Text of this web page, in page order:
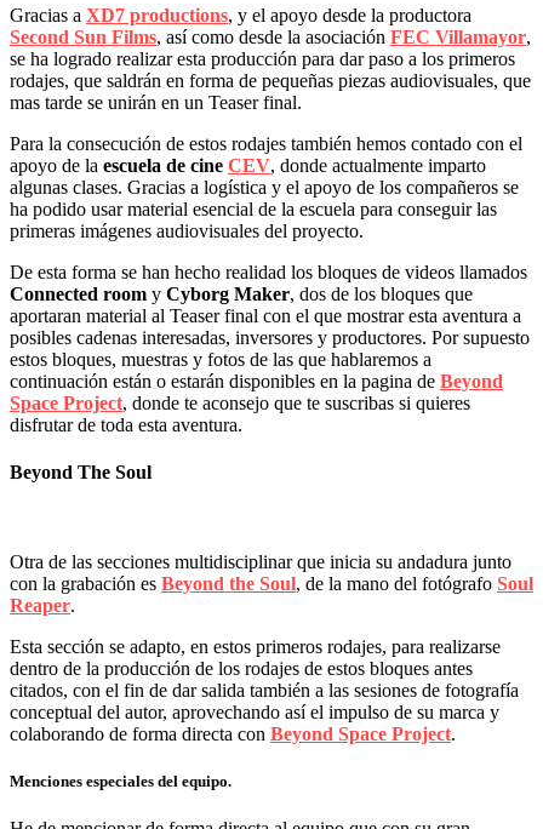
Gracias a XD7 productions, y el apoyo desde la productora
Second Sun Films, así como desde la asociación FEC Villamayor,
se ha logrado realizar esta producción para dar paso a los primeros
rodajes, que saldrán en forma de pequeñas piezas audiovisuales, que
mas tarde se unirán en un Teaser final.
Para la consecución de estos rodajes también hemos contado con el
apoyo de la escuela de cine CEV, donde actualmente imparto
algunas clases. Gracias a logística y el apoyo de los compañeros se
ha podido usar material esencial de la escuela para conseguir las
primeras imágenes audiovisuales del proyecto.
De esta forma se han hecho realidad los bloques de videos llamados
Connected room y Cyborg Maker, dos de los bloques que
aportaran material al Teaser final con el que mostrar esta aventura a
posibles cadenas interesadas, inversores y productores. Por supuesto
estos bloques, muestras y fotos de las que hablaremos a
continuación están o estarán disponibles en la pagina de Beyond
Space Project, donde te aconsejo que te suscribas si quieres
disfrutar de toda esta aventura.
Beyond The Soul
Otra de las secciones multidisciplinar que inicia su andadura junto
con la grabación es Beyond the Soul, de la mano del fotógrafo Soul
Reaper.
Esta sección se adapto, en estos primeros rodajes, para realizarse
dentro de la producción de los rodajes de estos bloques antes
citados, con el fin de dar salida también a las sesiones de fotografía
conceptual del autor, aprovechando así el impulso de su marca y
colaborando de forma directa con Beyond Space Project.
Menciones especiales del equipo.